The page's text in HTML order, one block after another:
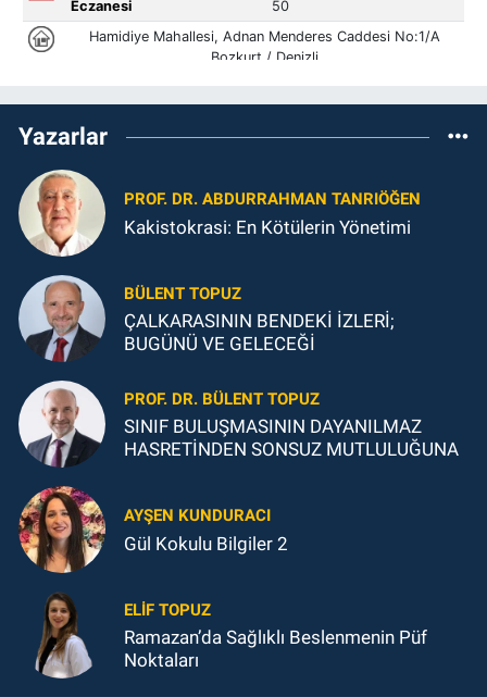
Yazarlar
PROF. DR. ABDURRAHMAN TANRIÖĞEN
Kakistokrasi: En Kötülerin Yönetimi
BÜLENT TOPUZ
ÇALKARASININ BENDEKİ İZLERİ;
BUGÜNÜ VE GELECEĞİ
PROF. DR. BÜLENT TOPUZ
SINIF BULUŞMASININ DAYANILMAZ
HASRETİNDEN SONSUZ MUTLULUĞUNA
AYŞEN KUNDURACI
Gül Kokulu Bilgiler 2
ELIF TOPUZ
Ramazan’da Sağlıklı Beslenmenin Püf
Noktaları